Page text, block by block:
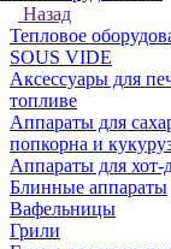
Назад
Тепловое
SOUS VIDE
Аксессуары для
топливе
Аппараты для
попкорна и
Аппараты для хот-
Блинные аппараты
Вафельницы
Грили